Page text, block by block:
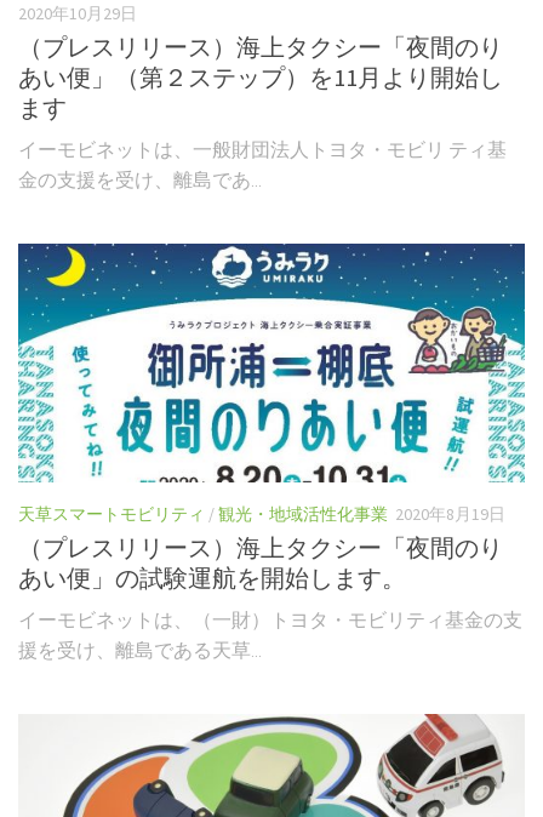
2020年10月29日
（プレスリリース）海上タクシー「夜間のり
あい便」（第２ステップ）を11月より開始し
ます
イーモビネットは、一般財団法人トヨタ・モビリ ティ基
金の支援を受け、離島であ...
天草スマートモビリティ /観光・地域活性化事業 2020年8月19日
（プレスリリース）海上タクシー「夜間のり
あい便」の試験運航を開始します。
イーモビネットは、（一財）トヨタ・モビリティ基金の支
援を受け、離島である天草...